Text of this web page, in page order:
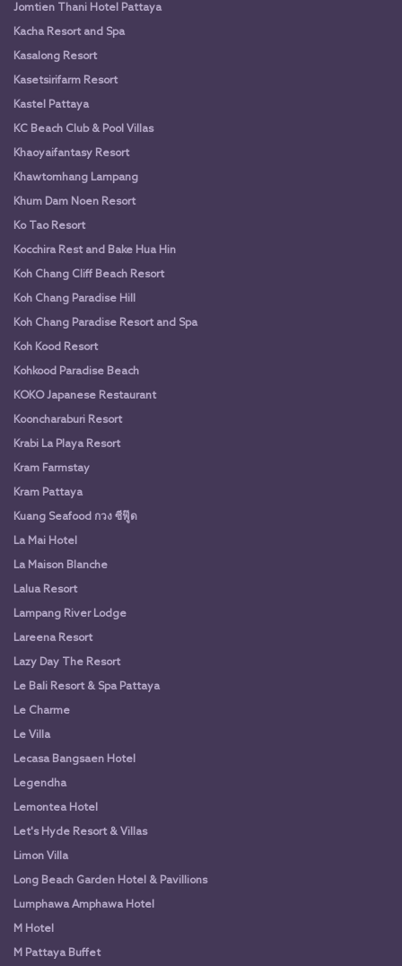
Jomtien Thani Hotel Pattaya
Kacha Resort and Spa
Kasalong Resort
Kasetsirifarm Resort
Kastel Pattaya
KC Beach Club & Pool Villas
Khaoyaifantasy Resort
Khawtomhang Lampang
Khum Dam Noen Resort
Ko Tao Resort
Kocchira Rest and Bake Hua Hin
Koh Chang Cliff Beach Resort
Koh Chang Paradise Hill
Koh Chang Paradise Resort and Spa
Koh Kood Resort
Kohkood Paradise Beach
KOKO Japanese Restaurant
Kooncharaburi Resort
Krabi La Playa Resort
Kram Farmstay
Kram Pattaya
Kuang Seafood กวง ซีฟู๊ด
La Mai Hotel
La Maison Blanche
Lalua Resort
Lampang River Lodge
Lareena Resort
Lazy Day The Resort
Le Bali Resort & Spa Pattaya
Le Charme
Le Villa
Lecasa Bangsaen Hotel
Legendha
Lemontea Hotel
Let's Hyde Resort & Villas
Limon Villa
Long Beach Garden Hotel & Pavillions
Lumphawa Amphawa Hotel
M Hotel
M Pattaya Buffet